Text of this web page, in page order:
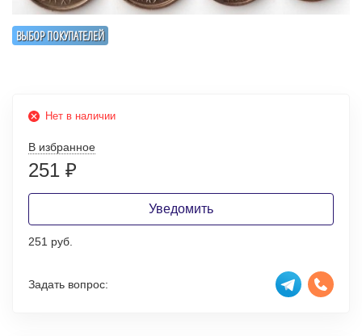
ВЫБОР ПОКУПАТЕЛЕЙ
Нет в наличии
В избранное
251 ₽
Уведомить
251 руб.
Задать вопрос: